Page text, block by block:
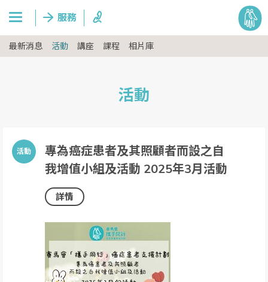
最新消息 活動 講座 課程 相片庫
活動
專為癌症患者及其照顧者而設之自
我增值小組及活動 2025年3月活動
詳情